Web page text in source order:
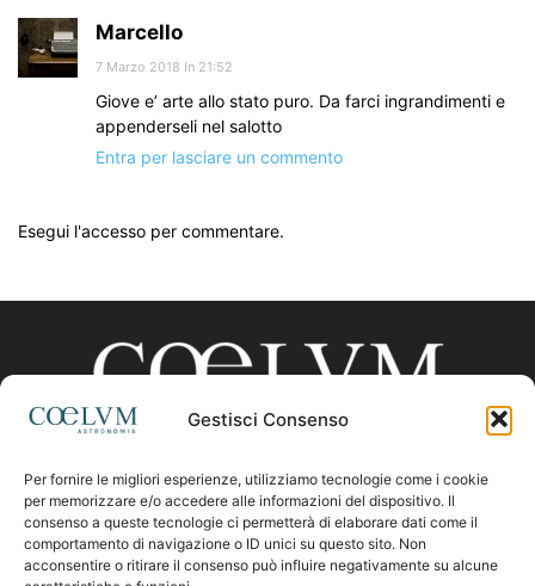
Gestisci Consenso
Per fornire le migliori esperienze, utilizziamo tecnologie come i cookie
per memorizzare e/o accedere alle informazioni del dispositivo. Il
consenso a queste tecnologie ci permetterà di elaborare dati come il
comportamento di navigazione o ID unici su questo sito. Non
acconsentire o ritirare il consenso può influire negativamente su alcune
Marcello
7 Marzo 2018 In 21:52
Giove e’ arte allo stato puro. Da farci ingrandimenti e
appenderseli nel salotto
Entra per lasciare un commento
Esegui l'accesso per commentare.
CHI SIAMO
Contattaci:coelumastro@coelum.com